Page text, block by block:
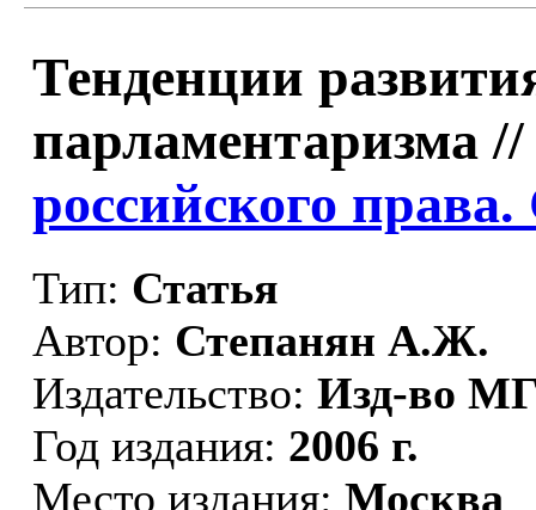
Тенденции
парламентаризма
российского
Тип: Статья
Автор: Степанян А.Ж.
Издательство: Изд-во
Год издания: 2006 г.
Место издания: Москва